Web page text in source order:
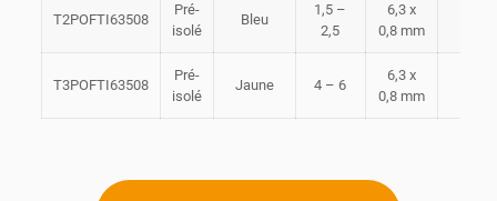
T2POFTI63508
Pré-
isolé
Bleu
1,5 –
2,5
6,3 x
0,8 mm
T3POFTI63508
Pré-
isolé
Jaune 4 – 6
6,3 x
0,8 mm